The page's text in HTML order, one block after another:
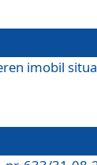
imobil